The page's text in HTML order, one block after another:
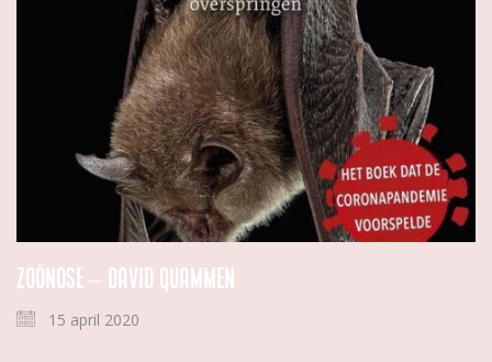
Zoönose – David Quammen
15 april 2020